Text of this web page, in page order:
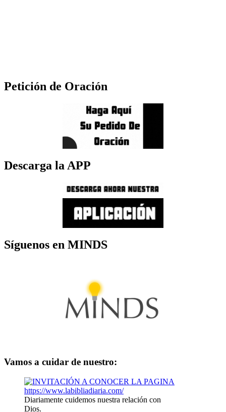
Petición de Oración
Descarga la APP
Síguenos en MINDS
Vamos a cuidar de nuestro:
Diariamente cuidemos nuestra relación con
Dios.